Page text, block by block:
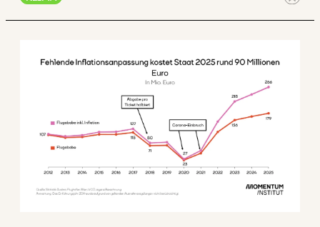
Befristungs-Monitor
Team
Pressebereich
Jobs & Fellowships